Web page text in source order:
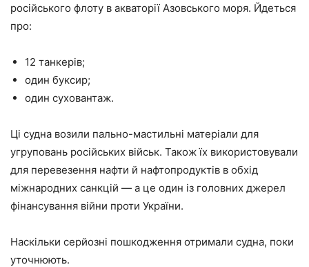
російського флоту в акваторії Азовського моря. Йдеться
про:
12 танкерів;
один буксир;
один суховантаж.
Ці судна возили пально-мастильні матеріали для
угруповань російських військ. Також їх використовували
для перевезення нафти й нафтопродуктів в обхід
міжнародних санкцій — а це один із головних джерел
фінансування війни проти України.
Наскільки серйозні пошкодження отримали судна, поки
уточнюють.